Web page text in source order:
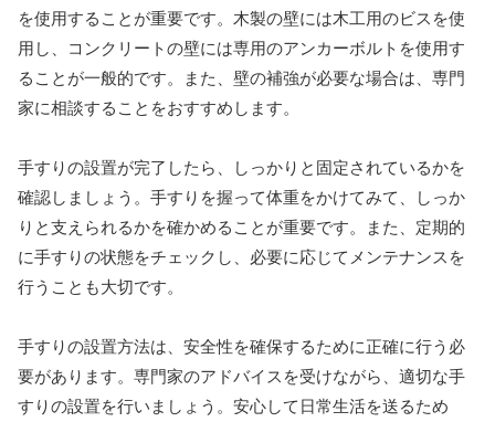
を使用することが重要です。木製の壁には木工用のビスを使
用し、コンクリートの壁には専用のアンカーボルトを使用す
ることが一般的です。また、壁の補強が必要な場合は、専門
家に相談することをおすすめします。
手すりの設置が完了したら、しっかりと固定されているかを
確認しましょう。手すりを握って体重をかけてみて、しっか
りと支えられるかを確かめることが重要です。また、定期的
に手すりの状態をチェックし、必要に応じてメンテナンスを
行うことも大切です。
手すりの設置方法は、安全性を確保するために正確に行う必
要があります。専門家のアドバイスを受けながら、適切な手
すりの設置を行いましょう。安心して日常生活を送るため